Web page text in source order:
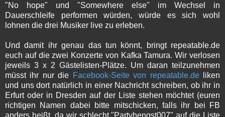
"No hope" und "Somewhere else" im Wechsel in
Dauerschleife performen würden, würde es sich wohl
lohnen die drei Musiker live zu erleben.
Und damit ihr genau das tun könnt, bringt repeatable.de
euch auf die zwei Konzerte von Kafka Tamura. Wir verlosen
jeweils 3 x 2 Gästelisten-Plätze. Um daran teilzunehmen
müsst ihr nur die Facebook-Seite von repeatable.deliken
und uns dort natürlich in einer Nachricht schreiben, ob ihr in
Erfurt oder in Dresden auf der Liste stehen möchtet (euren
richtigen Namen dabei bitte mitschicken, falls ihr bei FB
anders heißt, da wir schlecht "Partyhengst007" auf die Liste